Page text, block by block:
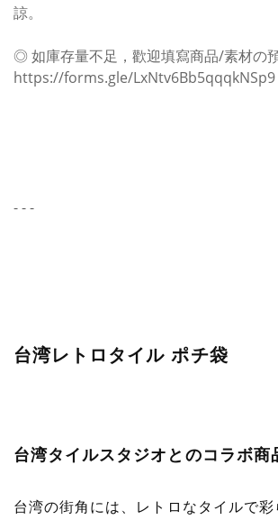
諒。
◎ 如庫存量不足，歡迎填寫商品/素材の
https://forms.gle/LxNtv6Bb5qqqkNSp9
- - -
台湾レトロタイル ポチ袋
台湾タイルスタジオとのコラボ商
台湾の街角には、レトロなタイルで彩